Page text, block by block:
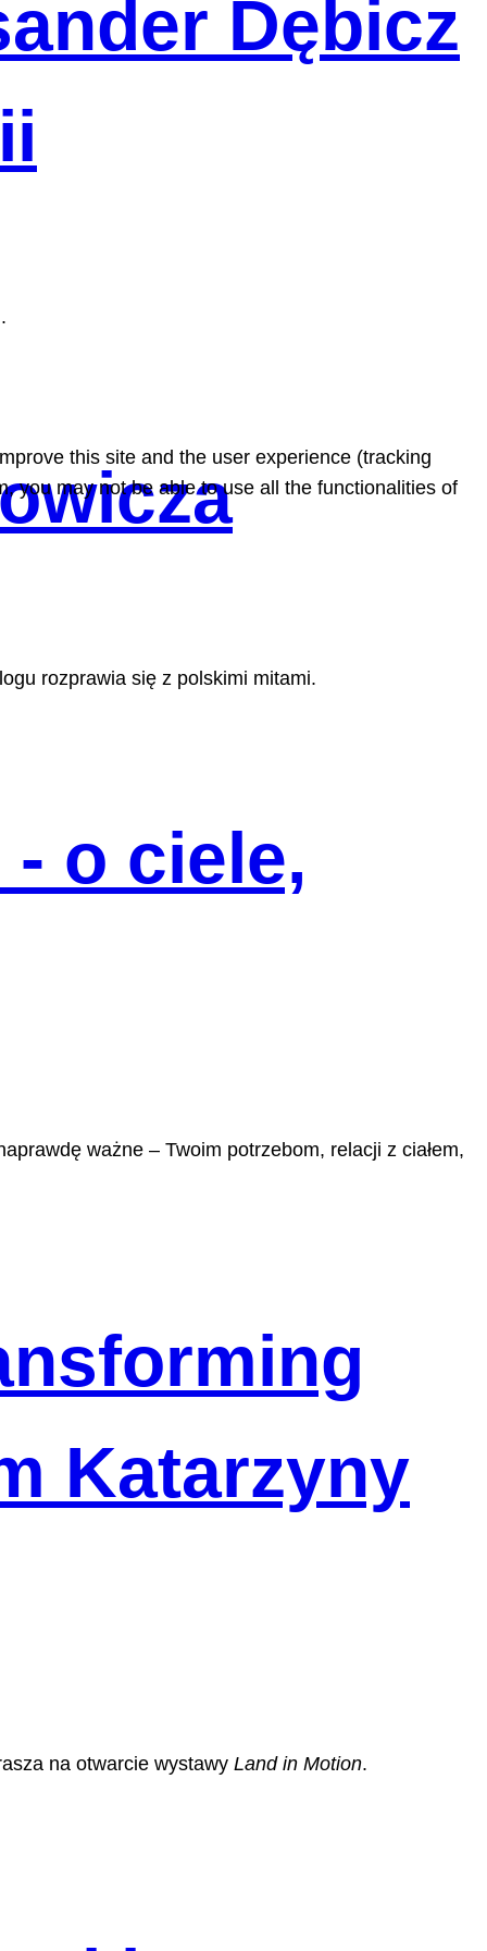
Dębicz
rozprawia się z polskimi mitami.
- o ciele,
ważne – Twoim potrzebom, relacji z ciałem,
Katarzyny
na otwarcie wystawy Land in Motion.
this site and the user experience (tracking
you may not be able to use all the functionalities of